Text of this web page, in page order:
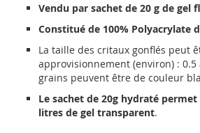
Vendu par sachet de 20 g de gel
Constitué de 100% Polyacrylate
La taille des critaux gonflés peut
approvisionnement (environ) : 0.5
grains peuvent être de couleur
Le sachet de 20g hydraté
litres de gel transparent.